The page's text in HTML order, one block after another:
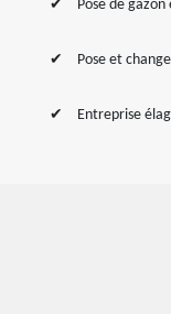
Pose de
Pose et
Entreprise